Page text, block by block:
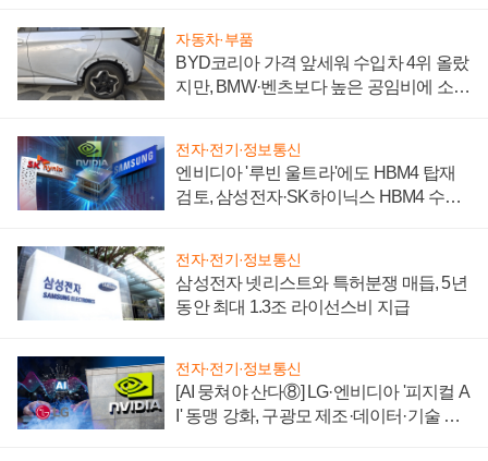
자동차·부품
BYD코리아 가격 앞세워 수입차 4위 올랐
지만, BMW·벤츠보다 높은 공임비에 소비
전자·전기·정보통신
엔비디아 '루빈 울트라'에도 HBM4 탑재
검토, 삼성전자·SK하이닉스 HBM4 수율
전자·전기·정보통신
삼성전자 넷리스트와 특허분쟁 매듭, 5년
동안 최대 1.3조 라이선스비 지급
전자·전기·정보통신
[AI 뭉쳐야 산다⑧] LG·엔비디아 '피지컬 A
I' 동맹 강화, 구광모 제조·데이터·기술 결